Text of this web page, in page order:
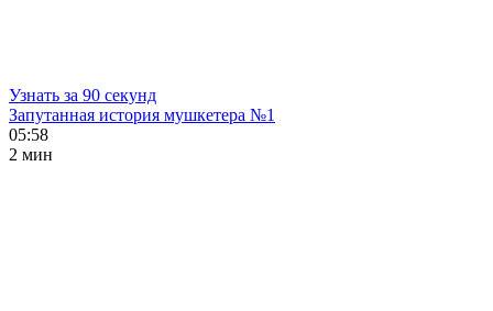
Узнать за 90 секунд
Запутанная история мушкетера №1
05:58
2 мин